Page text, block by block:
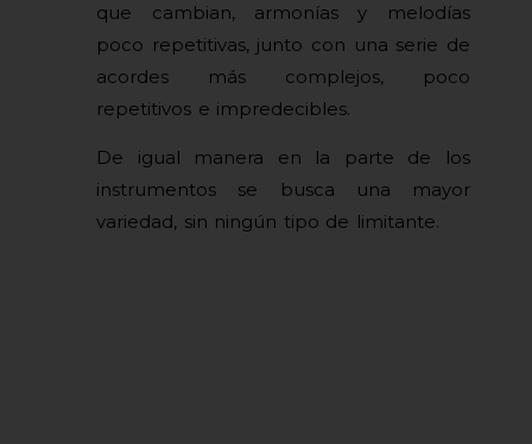
que cambian, armonías y melodías
poco repetitivas, junto con una serie de
acordes más complejos, poco
repetitivos e impredecibles.
De igual manera en la parte de los
instrumentos se busca una mayor
variedad, sin ningún tipo de limitante.